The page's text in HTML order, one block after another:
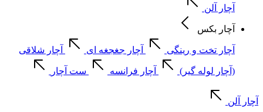
آچار آلن
آچار بکس
آچار تخت و رینگی آچار جغجغه ای آچار شلاقی
(آچار لوله گیر) آچار فرانسه ست آچار
آچار آلن